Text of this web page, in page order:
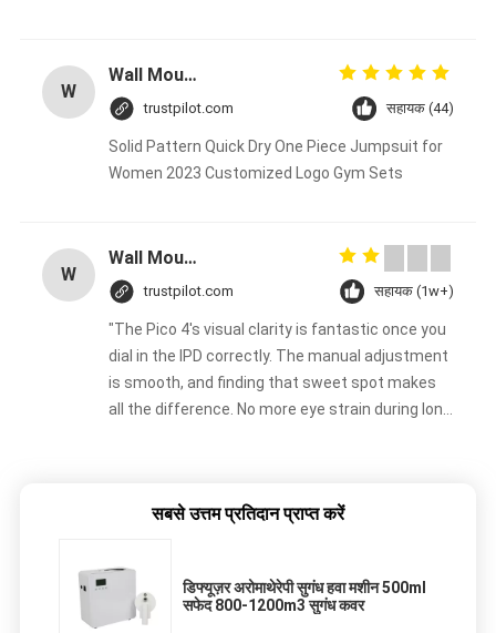
W
Wall Mounted Aroma Diffuser Machine 100ml Bottle Crearoma Hotel Room Application
trustpilot.com सहायक (44)
Solid Pattern Quick Dry One Piece Jumpsuit for
Women 2023 Customized Logo Gym Sets
W
Wall Mounted Aroma Diffuser Machine 100ml Bottle Crearoma Hotel Room Application
trustpilot.com सहायक (1w+)
"The Pico 4's visual clarity is fantastic once you
dial in the IPD correctly. The manual adjustment
is smooth, and finding that sweet spot makes
all the difference. No more eye strain during long
manual adjustment is smooth, and finding that
eye strain during long sessions. Highly
recommend taking the time to set it up
properly!""The Pico 4's visual clarity is fantastic
सबसे उत्तम प्रतिदान प्राप्त करें
डिफ्यूज़र अरोमाथेरेपी सुगंध हवा मशीन 500ml
सफेद 800-1200m3 सुगंध कवर